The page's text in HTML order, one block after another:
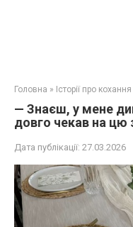
Головна » Історії про кохання
— Знаєш, у мене
довго чекав на цю
Дата публікації: 27.03.2026